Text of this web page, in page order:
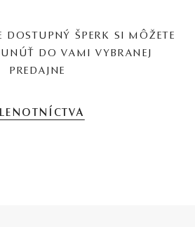
DOSTUPNÝ ŠPERK SI MÔŽETE
DO VAMI VYBRANEJ
PREDAJNE